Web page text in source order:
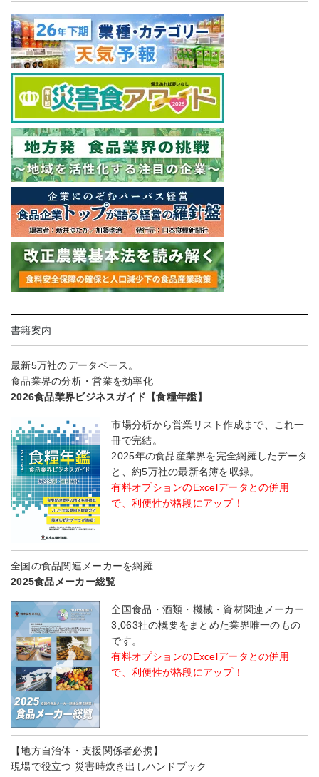
書籍案内
最新5万社のデータベース。
食品業界の分析・営業を効率化
2026食品業界ビジネスガイド【食糧年鑑】
市場分析から営業リスト作成まで、これ一
冊で完結。
2025年の食品産業界を完全網羅したデータ
と、約5万社の最新名簿を収録。
有料オプションのExcelデータとの併用
で、利便性が格段にアップ！
全国の食品関連メーカーを網羅――
2025食品メーカー総覧
全国食品・酒類・機械・資材関連メーカー
3,063社の概要をまとめた業界唯一のもの
です。
有料オプションのExcelデータとの併用
で、利便性が格段にアップ！
【地方自治体・支援関係者必携】
現場で役立つ 災害時炊き出しハンドブック